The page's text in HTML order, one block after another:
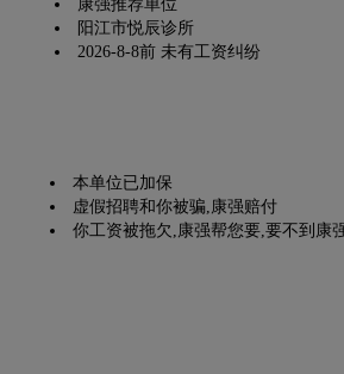
康强推荐单位
阳江市悦辰诊所
2026-8-8前 未有工资纠纷
本单位已加保
虚假招聘和你被骗,康强赔付
你工资被拖欠,康强帮您要,要不到康